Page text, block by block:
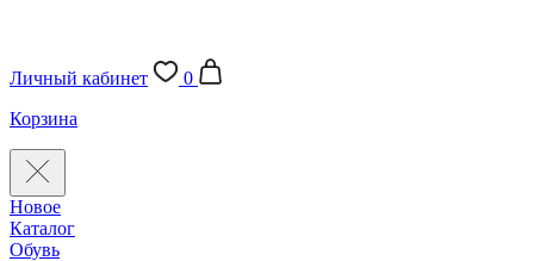
Личный кабинет
0
Корзина
Новое
Каталог
Обувь